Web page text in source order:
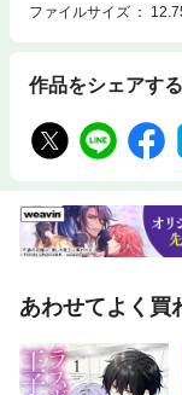
ファイルサイズ
作品をシェアする
あわせてよく買